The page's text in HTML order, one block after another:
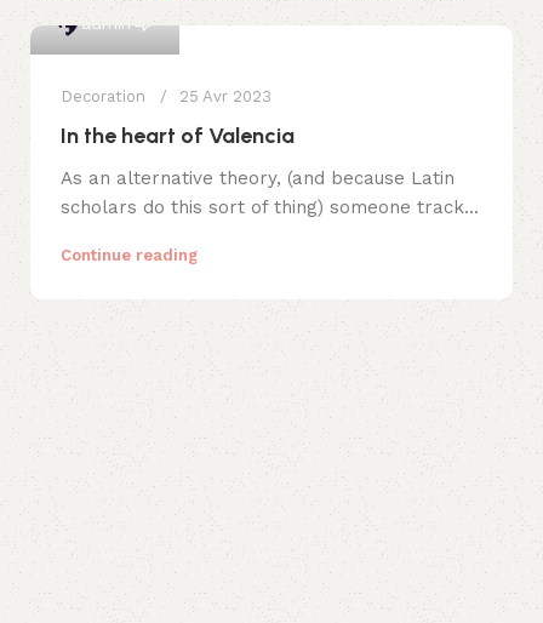
admin
Decoration 25 Avr 2023
In the heart of Valencia
As an alternative theory, (and because Latin
scholars do this sort of thing) someone track...
Continue reading